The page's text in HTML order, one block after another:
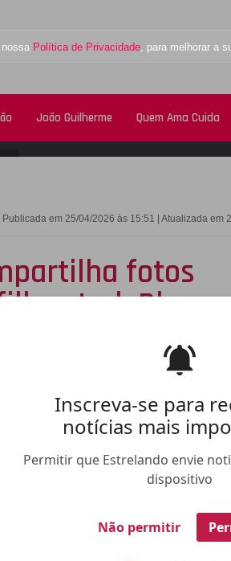
Inscreva-se para
notícias mais
Permitir que Estrelando envie
dispositivo
Não permitir
Política de Privacidade, para melhorar a
João Guilherme Quem Ama Cuida
Publicada em 25/04/2026 às 15:51 | Atualizada em
fotos
Jack Blues
o seu filho de um ano de idade
Whatsapp